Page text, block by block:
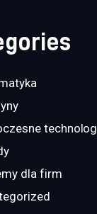
dla firm